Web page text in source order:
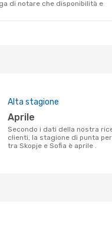
di notare che disponibilità e
Alta stagione
aprile
Secondo i dati della nostra ricerca
clienti, la stagione di punta per
tra Skopje e Sofia è aprile .